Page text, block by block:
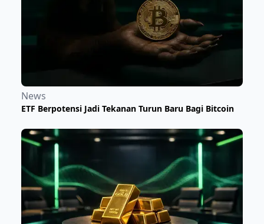
News
ETF Berpotensi Jadi Tekanan Turun Baru Bagi Bitcoin